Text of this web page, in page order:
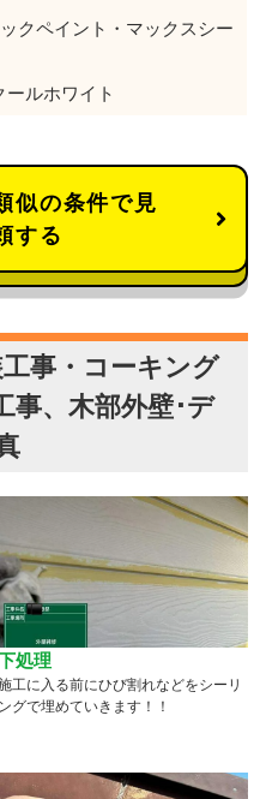
ペイント・マックスシー
ワイト
似の条件で見
する
事・コーキング
事、木部外壁･デ
処理
工に入る前にひび割れなどをシーリ
ングで埋めていきます！！